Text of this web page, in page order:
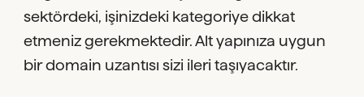
sektördeki, işinizdeki kategoriye dikkat
etmeniz gerekmektedir. Alt yapınıza uygun
bir domain uzantısı sizi ileri taşıyacaktır.